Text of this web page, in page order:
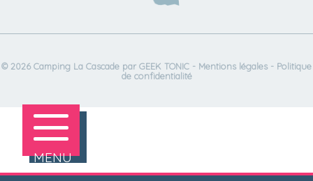
© 2026 Camping La Cascade par GEEK TONIC - Mentions légales - Politique
de confidentialité